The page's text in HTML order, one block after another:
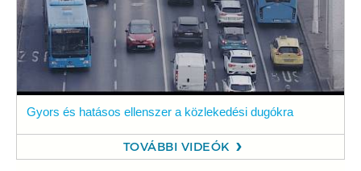
Gyors és hatásos ellenszer a közlekedési dugókra
TOVÁBBI VIDEÓK